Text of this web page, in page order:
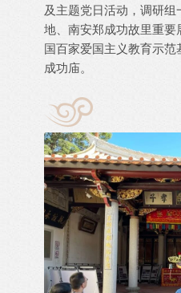
及主题党日活动，调研
地、南安郑成功故里重
国百家爱国主义教育示
成功庙。